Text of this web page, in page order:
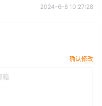
2024-6-8 10:27:28
确认修改